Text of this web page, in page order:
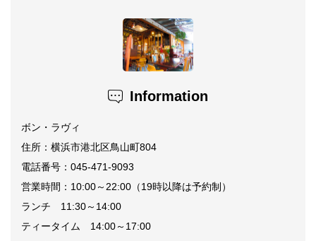
Information
ボン・ラヴィ
住所：横浜市港北区鳥山町804
電話番号：045-471-9093
営業時間：10:00～22:00（19時以降は予約制）
ランチ 11:30～14:00
ティータイム 14:00～17:00